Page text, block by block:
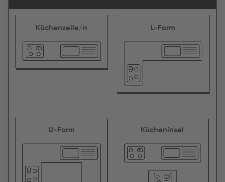
Küchenzeile/n L-Form
U-Form Kücheninsel